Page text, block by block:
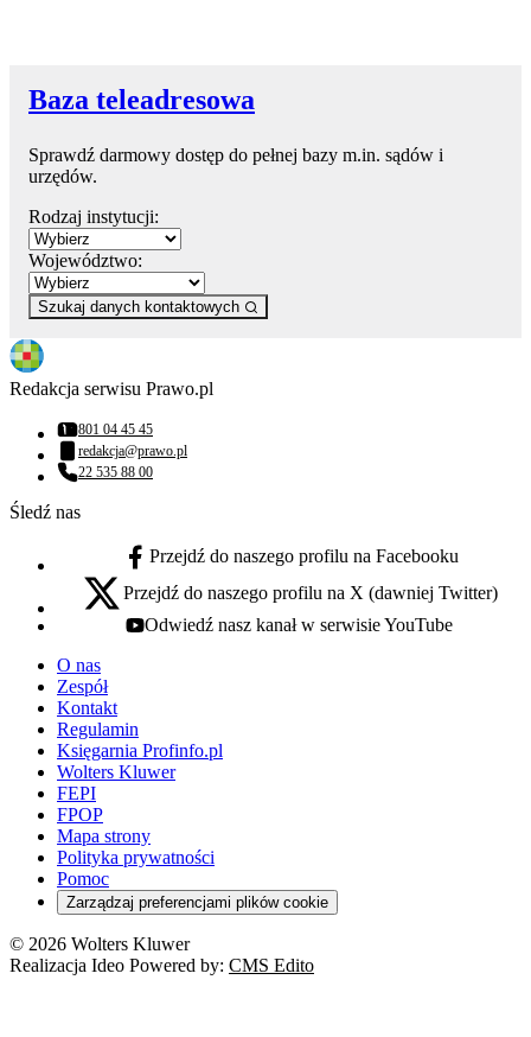
Baza teleadresowa
Sprawdź darmowy dostęp do pełnej bazy m.in. sądów i
urzędów.
Rodzaj instytucji:
Województwo:
Szukaj danych kontaktowych
Redakcja serwisu Prawo.pl
Numer telefonu:
801 04 45 45
Adres email:
redakcja@prawo.pl
Numer telefonu:
22 535 88 00
Śledź nas
facebook - otwiera się w nowej karcie
Przejdź do naszego profilu na Facebooku
x - otwiera się w nowej karcie
Przejdź do naszego profilu na X (dawniej Twitter)
youtube - otwiera się w nowej karcie
Odwiedź nasz kanał w serwisie YouTube
O nas
Zespół
Kontakt
Regulamin
Księgarnia Profinfo.pl
Wolters Kluwer
FEPI
FPOP
Mapa strony
Polityka prywatności
Pomoc
Zarządzaj preferencjami plików cookie
© 2026 Wolters Kluwer
Realizacja Ideo Powered by: CMS Edito